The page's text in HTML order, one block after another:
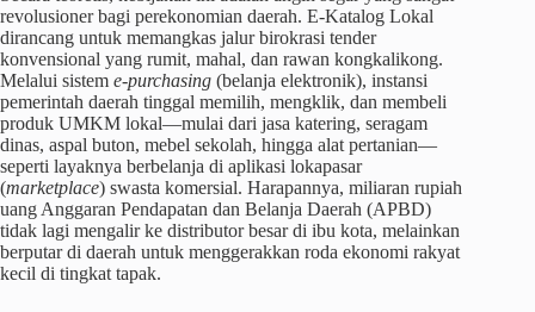
revolusioner bagi perekonomian daerah. E-Katalog Lokal
dirancang untuk memangkas jalur birokrasi tender
konvensional yang rumit, mahal, dan rawan kongkalikong.
Melalui sistem e-purchasing (belanja elektronik), instansi
pemerintah daerah tinggal memilih, mengklik, dan membeli
produk UMKM lokal—mulai dari jasa katering, seragam
dinas, aspal buton, mebel sekolah, hingga alat pertanian—
seperti layaknya berbelanja di aplikasi lokapasar
(marketplace) swasta komersial. Harapannya, miliaran rupiah
uang Anggaran Pendapatan dan Belanja Daerah (APBD)
tidak lagi mengalir ke distributor besar di ibu kota, melainkan
berputar di daerah untuk menggerakkan roda ekonomi rakyat
kecil di tingkat tapak.